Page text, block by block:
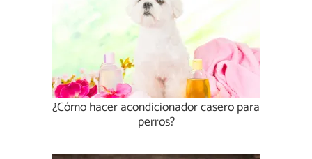
¿Cómo hacer acondicionador casero para
perros?